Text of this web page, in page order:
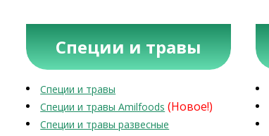
Специи и травы
Специи и травы
Специи и травы Amilfoods (Новое!)
Специи и травы развесные